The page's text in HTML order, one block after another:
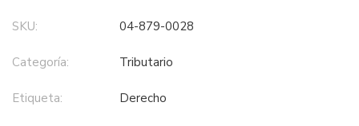
SKU: 04-879-0028
Categoría: tributario
Etiqueta: derecho